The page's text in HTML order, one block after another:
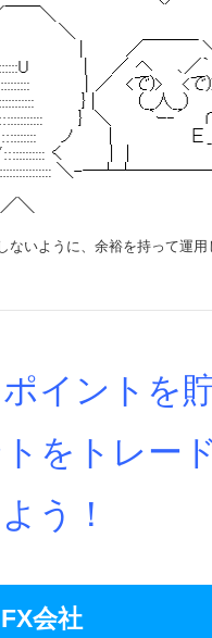
ないように、余裕を持って運用
イントを
をトレー
う！
会社